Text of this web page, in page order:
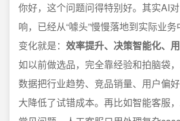
你好，这个问题问得特别好。其实AI
响，已经从“噱头”慢慢落地到实际业
变化就是： 效率提升、决策智能化、
如以前做选品，完全靠经验和拍脑袋
数据把行业趋势、竞品销量、用户偏
大降低了试错成本。再比如智能客服